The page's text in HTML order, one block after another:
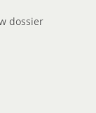
dossier